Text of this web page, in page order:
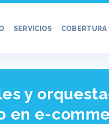
SERVICIOS COBERTURA
y
en e-